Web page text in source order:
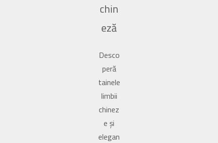
chin
eză
Desco
peră
tainele
limbii
chinez
e și
elegan